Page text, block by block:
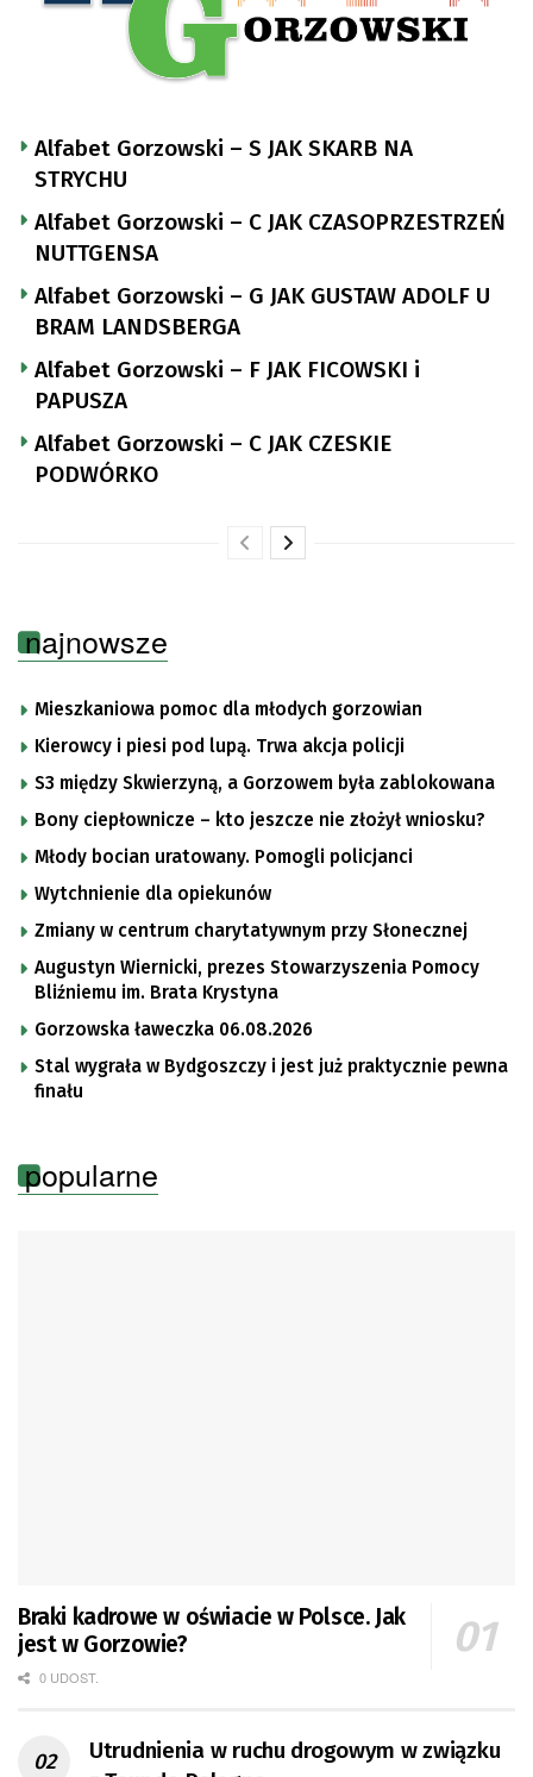
Alfabet Gorzowski – S JAK SKARB NA
STRYCHU
Alfabet Gorzowski – C JAK CZASOPRZESTRZEŃ
NUTTGENSA
Alfabet Gorzowski – G JAK GUSTAW ADOLF U
BRAM LANDSBERGA
Alfabet Gorzowski – F JAK FICOWSKI i
PAPUSZA
Alfabet Gorzowski – C JAK CZESKIE
PODWÓRKO
najnowsze
Mieszkaniowa pomoc dla młodych gorzowian
Kierowcy i piesi pod lupą. Trwa akcja policji
S3 między Skwierzyną, a Gorzowem była zablokowana
Bony ciepłownicze – kto jeszcze nie złożył wniosku?
Młody bocian uratowany. Pomogli policjanci
Wytchnienie dla opiekunów
Zmiany w centrum charytatywnym przy Słonecznej
Augustyn Wiernicki, prezes Stowarzyszenia Pomocy
Bliźniemu im. Brata Krystyna
Gorzowska ławeczka 06.08.2026
Stal wygrała w Bydgoszczy i jest już praktycznie pewna
finału
popularne
Braki kadrowe w oświacie w Polsce. Jak
jest w Gorzowie?
0 UDOST.
Utrudnienia w ruchu drogowym w związku